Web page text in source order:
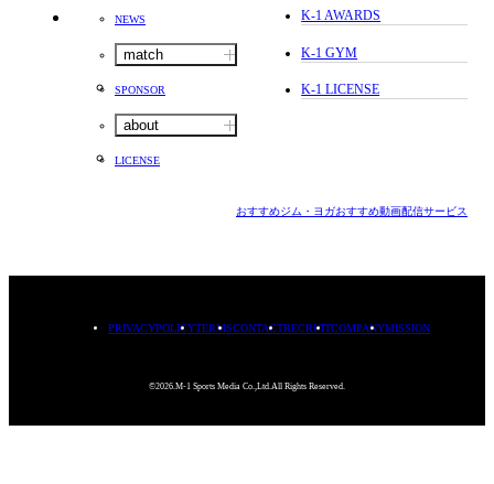
NEWS
match
SPONSOR
about
LICENSE
K-1 AWARDS
K-1 GYM
K-1 LICENSE
おすすめジム・ヨガおすすめ動画配信サービス
PRIVACYPOLICYTERMSCONTACTRECRUITCOMPANYMISSION
©2026.M-1 Sports Media Co.,Ltd.All Rights Reserved.